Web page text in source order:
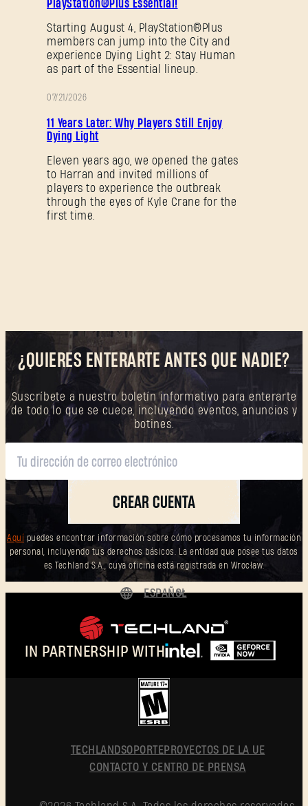
PlayStation®Plus Essential!
Starting August 4, PlayStation®Plus
members can jump into the City and
experience Dying Light 2: Stay Human
as part of the Essential lineup.
07/21/2026
11 Years Later: Why Players Still Enjoy
Dying Light
Eleven years ago, we opened the gates
to Harran and invited millions of
players to experience the outbreak
through the eyes of Kyle Crane for the
first time.
¿QUIERES ENTERARTE ANTES QUE NADIE?
Suscríbete a nuestro boletín informativo para enterarte
de todo lo que se cuece, incluyendo eventos, anuncios y
botines.
CREAR CUENTA
Aquí
puedes encontrar información sobre cómo procesamos tu información
personal, incluyendo tus derechos básicos. La entidad que posee tus datos
es Techland S.A., cuya oficina está registrada en Wrocław.
IN PARTNERSHIP WITH
ESPAÑOL
POLSKI
简体中文
TECHLANDSOPORTEPROYECTOS DE LA UE
CONTACTO Y CENTRO DE PRENSA
¿Primera vez en Dying Light Outpost?
cuenta.